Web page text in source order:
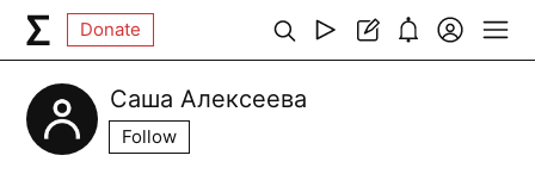
Donate
Саша Алексеева
Follow